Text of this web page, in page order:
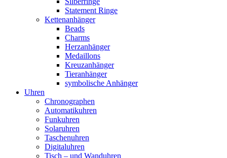
Statement Ringe
Kettenanhänger
Beads
Charms
Herzanhänger
Medaillons
Kreuzanhänger
Tieranhänger
symbolische Anhänger
Uhren
Chronographen
Automatikuhren
Funkuhren
Solaruhren
Taschenuhren
Digitaluhren
Tisch – und Wanduhren